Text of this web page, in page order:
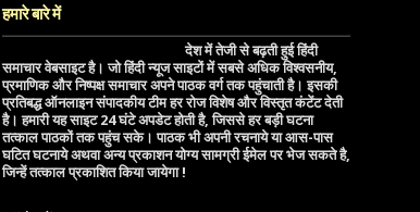
हमारे बारे में
देश में तेजी से बढ़ती हुई हिंदी
समाचार वेबसाइट है। जो हिंदी न्यूज साइटों में सबसे अधिक विश्वसनीय,
प्रमाणिक और निष्पक्ष समाचार अपने पाठक वर्ग तक पहुंचाती है। इसकी
प्रतिबद्ध ऑनलाइन संपादकीय टीम हर रोज विशेष और विस्तृत कंटेंट देती
है। हमारी यह साइट 24 घंटे अपडेट होती है, जिससे हर बड़ी घटना
तत्काल पाठकों तक पहुंच सके। पाठक भी अपनी रचनाये या आस-पास
घटित घटनाये अथवा अन्य प्रकाशन योग्य सामग्री ईमेल पर भेज सकते है,
जिन्हें तत्काल प्रकाशित किया जायेगा !